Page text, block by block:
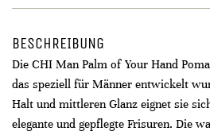
BESCHREIBUNG
Die CHI Man Palm of Your Hand
das speziell für Männer entwickelt
Halt und mittleren Glanz eignet sie
elegante und gepflegte Frisuren. Die